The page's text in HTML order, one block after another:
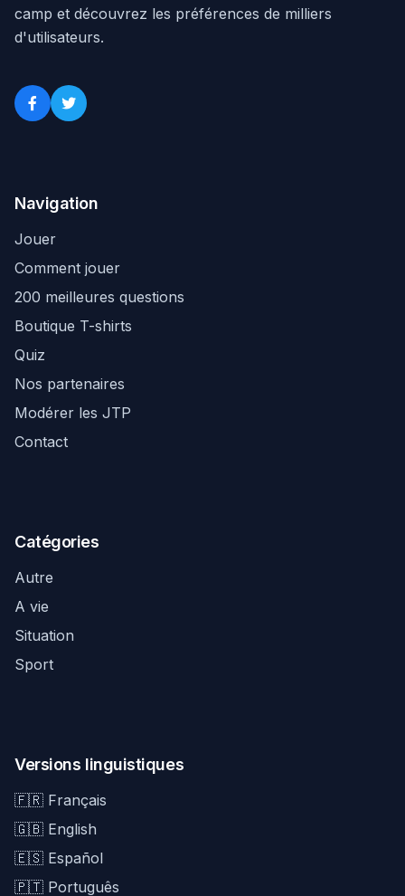
camp et découvrez les préférences de milliers
d'utilisateurs.
Navigation
Jouer
Comment jouer
200 meilleures questions
Boutique T-shirts
Quiz
Nos partenaires
Modérer les JTP
Contact
Catégories
Autre
A vie
Situation
Sport
Versions linguistiques
🇫🇷 Français
🇬🇧 English
🇪🇸 Español
🇵🇹 Português